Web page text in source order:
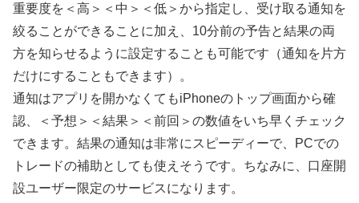
重要度を＜高＞＜中＞＜低＞から指定し、受け取る通知を
絞ることができることに加え、10分前の予告と結果の両
方を知らせるように設定することも可能です（通知を片方
だけにすることもできます）。
通知はアプリを開かなくてもiPhoneのトップ画面から確
認、＜予想＞＜結果＞＜前回＞の数値をいち早くチェック
できます。結果の通知は非常にスピーディーで、PCでの
トレードの補助としても使えそうです。ちなみに、口座開
設ユーザー限定のサービスになります。